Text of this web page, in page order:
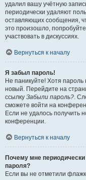
удалил вашу учётную
периодически удаляют
оставляющих сообщения,
это произошло, попробуйте
участвовать в дискуссиях.
Вернуться к началу
Я забыл пароль!
Не паникуйте! Хотя пароль
новый. Перейдите на
ссылку Забыли пароль?.
сможете войти на
Если не удалось получить
конференции.
Вернуться к началу
Почему мне
пароля?
Если вы не отметили